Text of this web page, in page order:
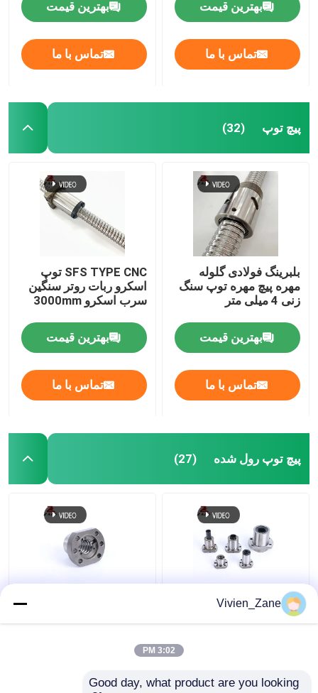
بهترین قیمت
تماس با ما
بهترین قیمت
تماس با ما
پیچ توپ (32)
بلبرینگ فولادی گلوله
مهره پیچ مهره توپ سنگ
زنی 4 میلی متر
بهترین قیمت
تماس با ما
SFS TYPE CNC توپ
اسکرو ربات روتر سنگین
سرب اسکرو 3000mm
بهترین قیمت
تماس با ما
پیچ توپ رول شده (27)
SF STYPE رول شده توپ
بال اسکرو فلنج بال اسکرو
Vivien_Zane
3:02 PM
Good day, what product are you looking